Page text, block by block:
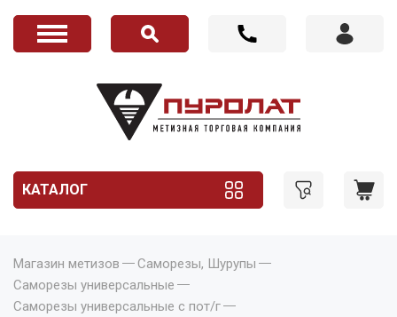
КАТАЛОГ
Магазин метизов
Саморезы, Шурупы
Саморезы универсальные
Саморезы универсальные с пот/г